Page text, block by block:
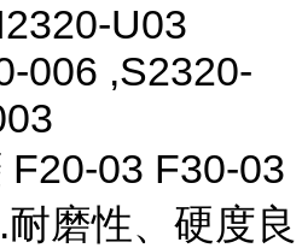
U03
006 ,S2320-
F20-03 F30-03
磨性、硬度良